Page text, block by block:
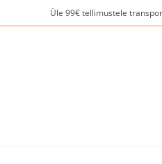
to
Üle 99€ tellimustele